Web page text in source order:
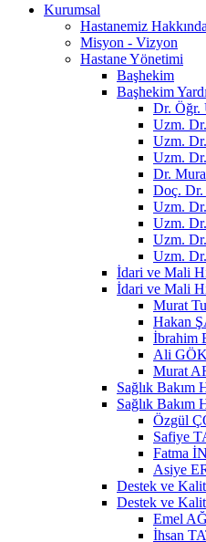
Kurumsal
Hastanemiz Hakkında
Misyon - Vizyon
Hastane Yönetimi
Başhekim
Başhekim
Dr. Öğr.
Uzm.
Uzm.
Uzm.
Dr.
Doç.
Uzm.
Uzm.
Uzm.
Uzm.
İdari ve Mali
İdari ve Mali
Murat
Hakan
İbrahim
Ali
Murat
Sağlık Bakım
Sağlık Bakım
Özgül
Safiye
Fatma
Asiye
Destek ve
Destek ve
Emel
İhsan